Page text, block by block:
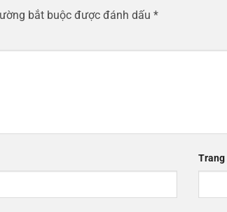
bắt buộc được đánh dấu *
Trang